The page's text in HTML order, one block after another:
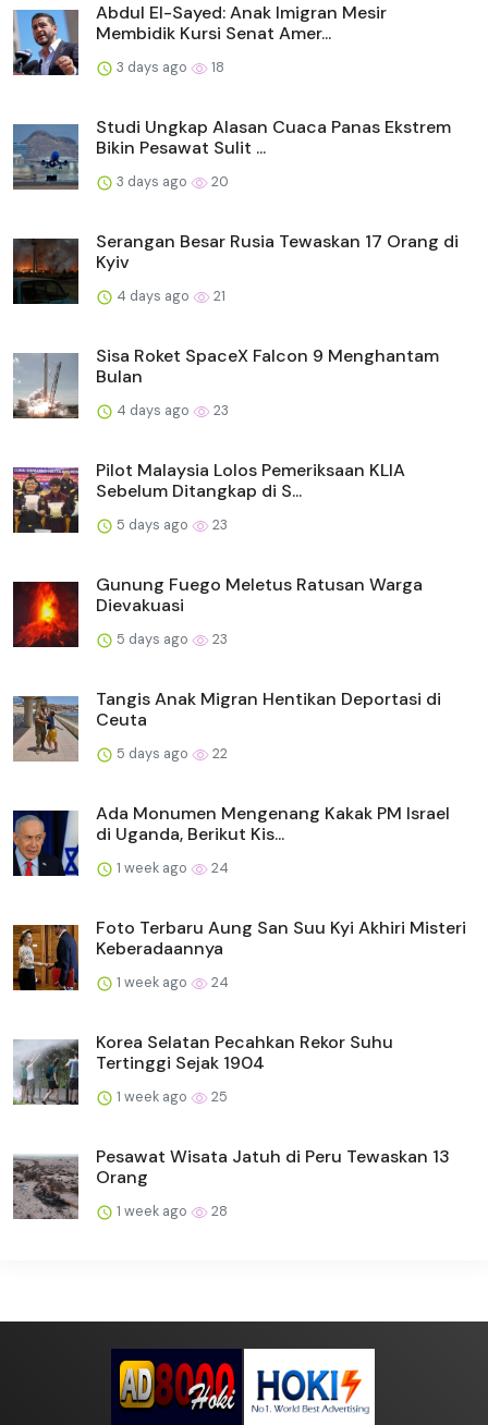
Abdul El-Sayed: Anak Imigran Mesir
Membidik Kursi Senat Amer...
3 days ago 18
Studi Ungkap Alasan Cuaca Panas Ekstrem
Bikin Pesawat Sulit ...
3 days ago 20
Serangan Besar Rusia Tewaskan 17 Orang di
Kyiv
4 days ago 21
Sisa Roket SpaceX Falcon 9 Menghantam
Bulan
4 days ago 23
Pilot Malaysia Lolos Pemeriksaan KLIA
Sebelum Ditangkap di S...
5 days ago 23
Gunung Fuego Meletus Ratusan Warga
Dievakuasi
5 days ago 23
Tangis Anak Migran Hentikan Deportasi di
Ceuta
5 days ago 22
Ada Monumen Mengenang Kakak PM Israel
di Uganda, Berikut Kis...
1 week ago 24
Foto Terbaru Aung San Suu Kyi Akhiri Misteri
Keberadaannya
1 week ago 24
Korea Selatan Pecahkan Rekor Suhu
Tertinggi Sejak 1904
1 week ago 25
Pesawat Wisata Jatuh di Peru Tewaskan 13
Orang
1 week ago 28